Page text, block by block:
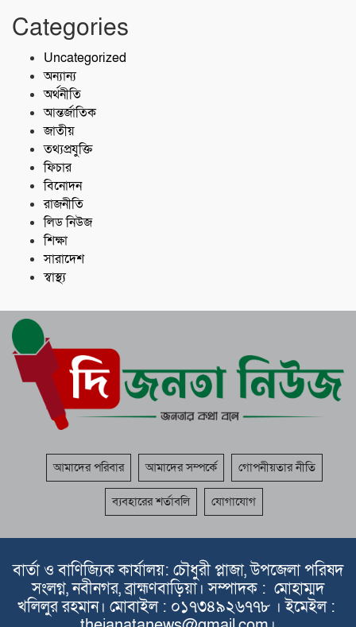
Categories
Uncategorized
অন্যান্য
অর্থনীতি
আন্তর্জাতিক
জাতীয়
তথ্যপ্রযুক্তি
ফিচার
বিনোদন
রাজনীতি
লিড নিউজ
শিক্ষা
সারাদেশ
স্বাস্থ্য
আমাদের পরিবার আমাদের সম্পর্কে গোপনীয়তার নীতি
ব্যবহারের শর্তাবলি যোগাযোগ
বার্তা ও বাণিজ্যিক কার্যালয়: চৌধুরী প্লাজা, উপজেলা পরিষদ
সংলগ্ন, নবীনগর, ব্রাহ্মণবাড়িয়া। সম্পাদক : মোহাম্মদ
খলিলুর রহমান। মোবাইল : ০১৭৩৪৯২৬৭৭৮ । ইমেইল :